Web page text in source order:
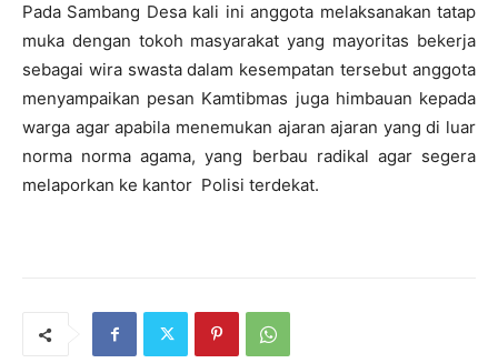
Pada Sambang Desa kali ini anggota melaksanakan tatap
muka dengan tokoh masyarakat yang mayoritas bekerja
sebagai wira swasta dalam kesempatan tersebut anggota
menyampaikan pesan Kamtibmas juga himbauan kepada
warga agar apabila menemukan ajaran ajaran yang di luar
norma norma agama, yang berbau radikal agar segera
melaporkan ke kantor Polisi terdekat.